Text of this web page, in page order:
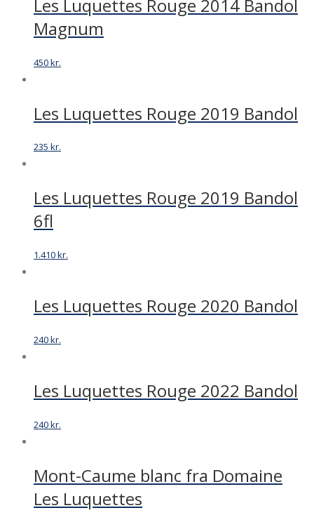
Les Luquettes Rouge 2014 Bandol
Magnum
450kr.
Les Luquettes Rouge 2019 Bandol
235 kr.
Les Luquettes Rouge 2019 Bandol
6fl
1.410kr.
Les Luquettes Rouge 2020 Bandol
240kr.
Les Luquettes Rouge 2022 Bandol
240kr.
Mont-Caume blanc fra Domaine
Les Luquettes